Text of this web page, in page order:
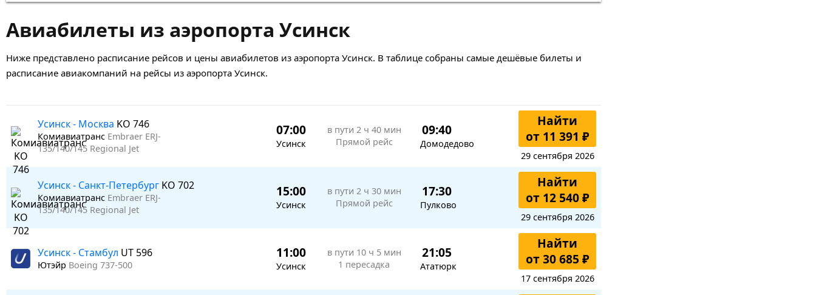
Авиабилеты из аэропорта Усинск
Ниже представлено расписание рейсов и цены авиабилетов из аэропорта Усинск. В таблице собраны самые дешёвые билеты и
расписание авиакомпаний на рейсы из аэропорта Усинск.
Усинск - Москва KO 746
Комиавиатранс Embraer ERJ-
135/140/145 Regional Jet
07:00
Усинск
в пути 2 ч 40 мин
Прямой рейс
09:40
Домодедово
Найти
от 11 391 ₽
29 сентября 2026
Усинск - Санкт-Петербург KO 702
Комиавиатранс Embraer ERJ-
135/140/145 Regional Jet
15:00
Усинск
в пути 2 ч 30 мин
Прямой рейс
17:30
Пулково
Найти
от 12 540 ₽
29 сентября 2026
Усинск - Стамбул UT 596
Ютэйр Boeing 737-500
11:00
Усинск
в пути 10 ч 5 мин
1 пересадка
21:05
Ататюрк
Найти
от 30 685 ₽
17 сентября 2026